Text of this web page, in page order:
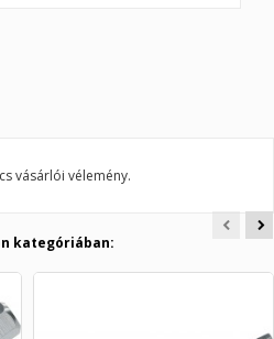
vásárlói vélemény.
kategóriában: